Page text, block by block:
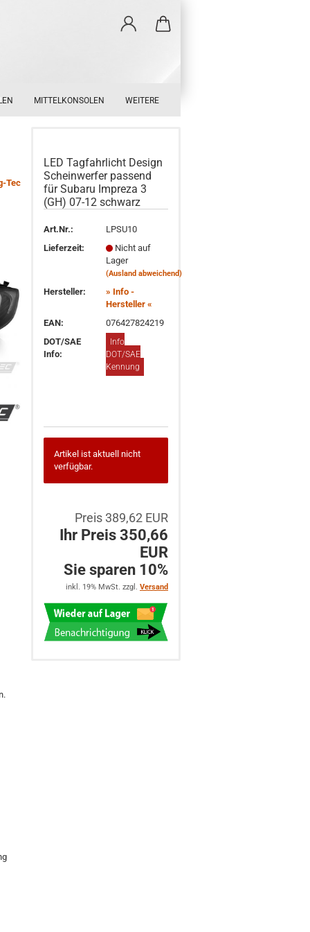
MITTELKONSOLEN WEITERE
Tec
LED Tagfahrlicht Design
Scheinwerfer passend
für Subaru Impreza 3
(GH) 07-12 schwarz
Art.Nr.:
LPSU10
Lieferzeit:
Nicht auf
Lager
(Ausland abweichend)
Hersteller:
» Info -
Hersteller «
EAN:
076427824219
DOT/SAE
Info:
Info
DOT/SAE
Kennung
Artikel ist aktuell nicht
verfügbar.
Preis 389,62 EUR
Ihr Preis 350,66
EUR
Sie sparen 10%
inkl. 19% MwSt. zzgl. Versand